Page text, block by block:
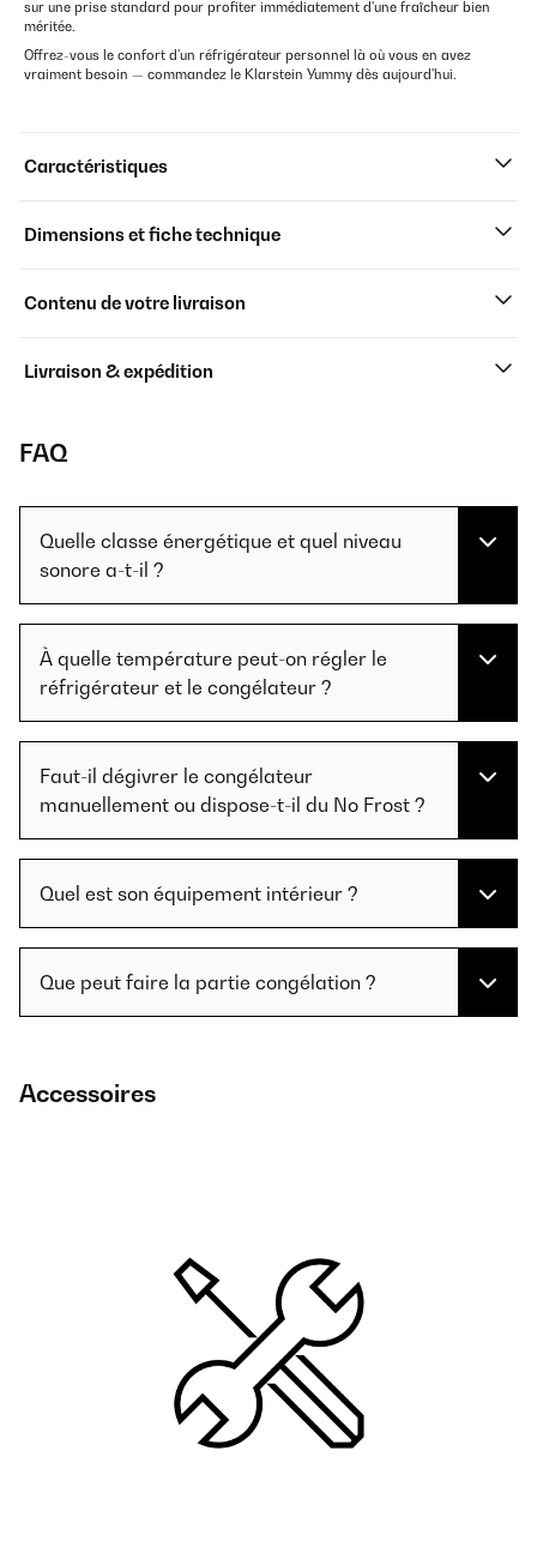
sur une prise standard pour profiter immédiatement d'une fraîcheur bien
méritée.
Offrez-vous le confort d'un réfrigérateur personnel là où vous en avez
vraiment besoin — commandez le Klarstein Yummy dès aujourd'hui.
Caractéristiques
Dimensions et fiche technique
Contenu de votre livraison
Livraison & expédition
FAQ
Quelle classe énergétique et quel niveau
sonore a-t-il ?
À quelle température peut-on régler le
réfrigérateur et le congélateur ?
Faut-il dégivrer le congélateur
manuellement ou dispose-t-il du No Frost ?
Quel est son équipement intérieur ?
Que peut faire la partie congélation ?
Accessoires